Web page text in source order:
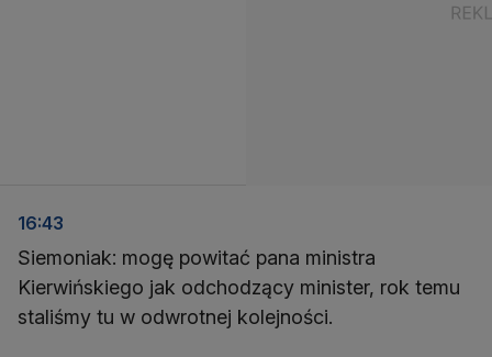
16:43
Siemoniak: mogę powitać pana ministra
Kierwińskiego jak odchodzący minister, rok temu
staliśmy tu w odwrotnej kolejności.